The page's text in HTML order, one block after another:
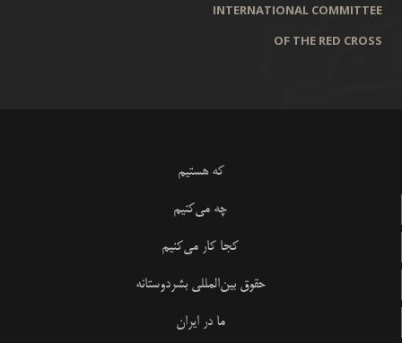
INTERNATIONAL COMMITTEE
OF THE RED CROSS
که هستیم
چه می‌کنیم
کجا کار می‌کنیم
حقوق بین‌المللی بشردوستانه
ما در ایران